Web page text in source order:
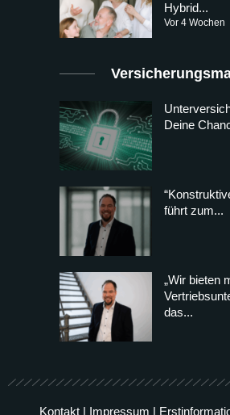
Hybrid...
Vor 4 Wochen
Deine
führt zum...
„Wir bieten
das...
Kontakt| Impressum |